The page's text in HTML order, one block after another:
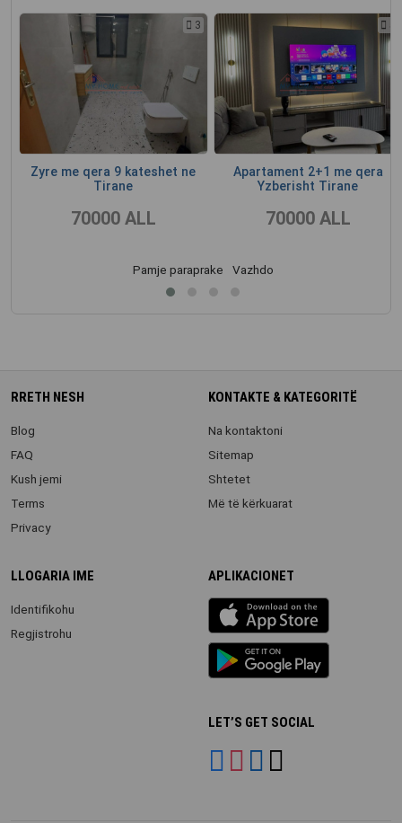
3
Zyre me qera 9 kateshet ne
Tirane
70000 ALL
Apartament 2+1 me qera
Yzberisht Tirane
70000 ALL
Pamje paraprake Vazhdo
RRETH NESH
Blog
FAQ
Kush jemi
Terms
Privacy
KONTAKTE & KATEGORITË
Na kontaktoni
Sitemap
Shtetet
Më të kërkuarat
LLOGARIA IME
Identifikohu
Regjistrohu
APLIKACIONET
iOS
app
Android
App
LET’S GET SOCIAL